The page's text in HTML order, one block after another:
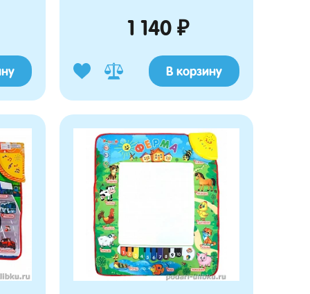
1 140 ₽
В корзину